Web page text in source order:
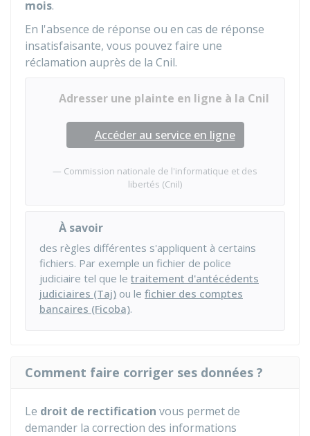
mois.
En l'absence de réponse ou en cas de réponse
insatisfaisante, vous pouvez faire une
réclamation auprès de la Cnil.
Adresser une plainte en ligne à la Cnil
Accéder au service en ligne
Commission nationale de l'informatique et des
libertés (Cnil)
À savoir
des règles différentes s'appliquent à certains
fichiers. Par exemple un fichier de police
judiciaire tel que le traitement d'antécédents
judiciaires (Taj) ou le fichier des comptes
bancaires (Ficoba).
Comment faire corriger ses données ?
Le droit de rectification vous permet de
demander la correction des informations